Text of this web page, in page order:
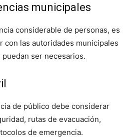
municipales
considerable de personas, es
con las autoridades municipales
ser necesarios.
de público debe considerar
rutas de evacuación,
de emergencia.